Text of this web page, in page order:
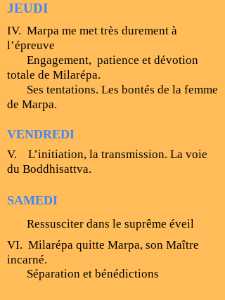
JEUDI
IV. Marpa me met très durement à
l’épreuve
Engagement, patience et dévotion
totale de Milarépa.
Ses tentations. Les bontés de la femme
de Marpa.
VENDREDI
V. L’initiation, la transmission. La voie
du Boddhisattva.
SAMEDI
Ressusciter dans le suprême éveil
VI. Milarépa quitte Marpa, son Maître
incarné.
Séparation et bénédictions